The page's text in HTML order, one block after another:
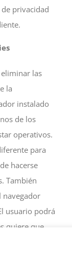
privacidad
las
la
instalado
de los
operativos.
para
hacerse
También
navegador
usuario podrá
quiere que